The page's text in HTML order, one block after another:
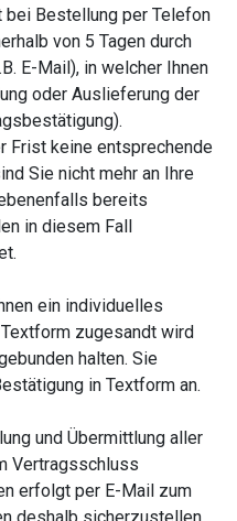
Bestellung per Telefon
von 5 Tagen durch
E-Mail), in welcher Ihnen
oder Auslieferung der
Frist keine entsprechende
Sie nicht mehr an Ihre
bereits
in diesem Fall
ein individuelles
zugesandt wird
halten. Sie
in Textform an.
und Übermittlung aller
Vertragsschluss
erfolgt per E-Mail zum